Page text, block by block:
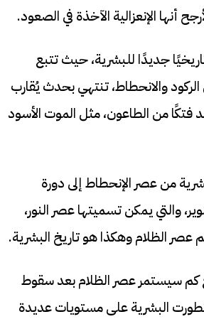
أنها الإنعزالية الآخذة في الصعود.
جديدًا للبشرية، حيث تتبع
والانحطاط، تنتهي بحدث يُقارب
فتكًا من الطاعون، مثل الموت الأسود
من عصر الإنحطاط إلى دورة
والتي يمكن تسميتها عصر النور،
عصر الظلام وهكذا هو تاريخ البشرية.
كم سيستمر عصر الظلام بعد سقوط
تطورت البشرية على مستويات عديدة